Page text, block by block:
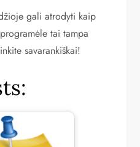
gali atrodyti kaip
tai tampa
savarankiškai!